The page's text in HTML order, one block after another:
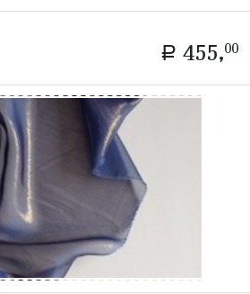
a 455,00